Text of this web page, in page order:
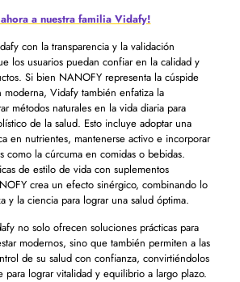
ahora a nuestra familia Vidafy!
con la transparencia y la validación
los usuarios puedan confiar en la calidad y
Si bien NANOFY representa la cúspide
moderna, Vidafy también enfatiza la
métodos naturales en la vida diaria para
de la salud. Esto incluye adoptar una
en nutrientes, mantenerse activo e incorporar
como la cúrcuma en comidas o bebidas.
de estilo de vida con suplementos
crea un efecto sinérgico, combinando lo
y la ciencia para lograr una salud óptima.
no solo ofrecen soluciones prácticas para
modernos, sino que también permiten a las
de su salud con confianza, convirtiéndolos
para lograr vitalidad y equilibrio a largo plazo.